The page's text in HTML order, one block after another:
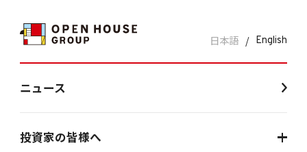
日本語 / English
投資家の皆様へ
ニュース